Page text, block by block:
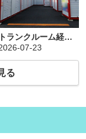
トランクルーム経営は土地活用として効果的か？失敗を防ぐコツをご紹介
07-23
る